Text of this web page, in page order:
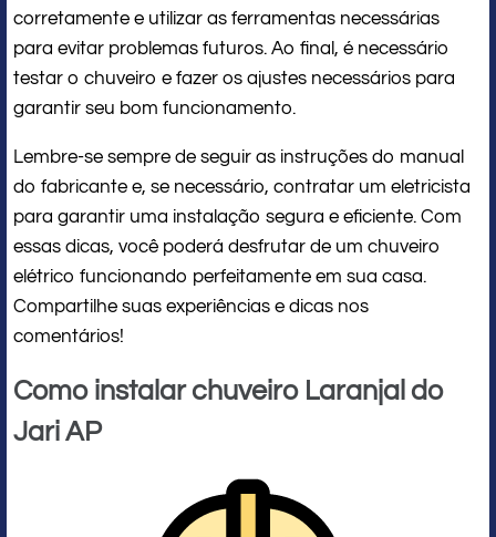
corretamente e utilizar as ferramentas necessárias
para evitar problemas futuros. Ao final, é necessário
testar o chuveiro e fazer os ajustes necessários para
garantir seu bom funcionamento.
Lembre-se sempre de seguir as instruções do manual
do fabricante e, se necessário, contratar um eletricista
para garantir uma instalação segura e eficiente. Com
essas dicas, você poderá desfrutar de um chuveiro
elétrico funcionando perfeitamente em sua casa.
Compartilhe suas experiências e dicas nos
comentários!
Como instalar chuveiro Laranjal do
Jari AP